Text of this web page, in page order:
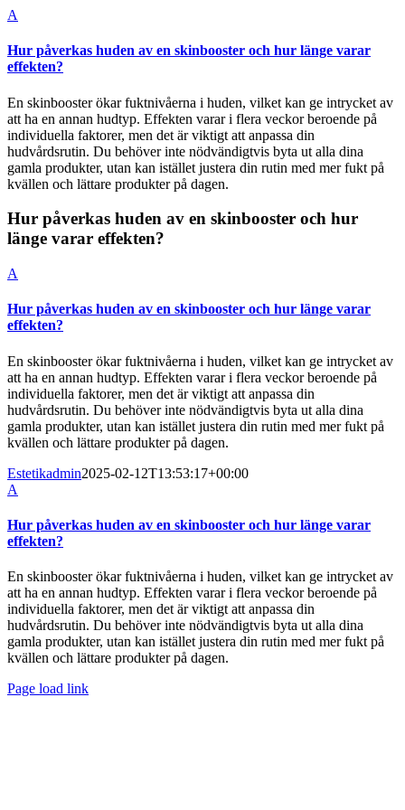
Fortsätt
innehållet
A
Hur påverkas huden av en skinbooster och hur länge varar
effekten?
En skinbooster ökar fuktnivåerna i huden, vilket kan ge intrycket av
att ha en annan hudtyp. Effekten varar i flera veckor beroende på
individuella faktorer, men det är viktigt att anpassa din
hudvårdsrutin. Du behöver inte nödvändigtvis byta ut alla dina
gamla produkter, utan kan istället justera din rutin med mer fukt på
kvällen och lättare produkter på dagen.
Hur påverkas huden av en skinbooster och hur
länge varar effekten?
A
Hur påverkas huden av en skinbooster och hur länge varar
effekten?
En skinbooster ökar fuktnivåerna i huden, vilket kan ge intrycket av
att ha en annan hudtyp. Effekten varar i flera veckor beroende på
individuella faktorer, men det är viktigt att anpassa din
hudvårdsrutin. Du behöver inte nödvändigtvis byta ut alla dina
gamla produkter, utan kan istället justera din rutin med mer fukt på
kvällen och lättare produkter på dagen.
Estetikadmin2025-02-12T13:53:17+00:00
A
Hur påverkas huden av en skinbooster och hur länge varar
effekten?
En skinbooster ökar fuktnivåerna i huden, vilket kan ge intrycket av
att ha en annan hudtyp. Effekten varar i flera veckor beroende på
individuella faktorer, men det är viktigt att anpassa din
hudvårdsrutin. Du behöver inte nödvändigtvis byta ut alla dina
gamla produkter, utan kan istället justera din rutin med mer fukt på
kvällen och lättare produkter på dagen.
Page load link